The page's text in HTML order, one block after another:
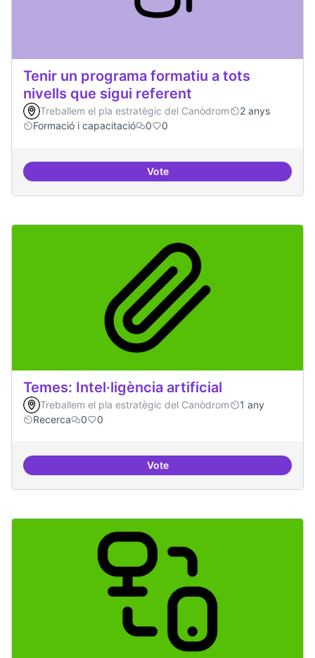
Tenir un programa formatiu a tots
nivells que sigui referent
Treballem el pla estratègic del Canòdrom
2 anys
Formació i capacitació
0 0
VoteTenir un programa formatiu a
Temes: Intel·ligència artificial
Treballem el pla estratègic del Canòdrom
1 any
Recerca
0 0
VoteTemes: Intel·ligència artificial